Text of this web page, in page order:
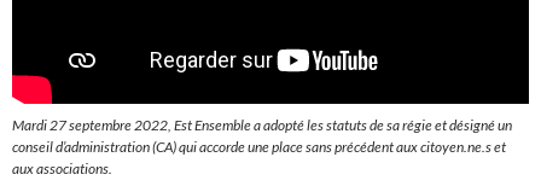
Mardi 27 septembre 2022, Est Ensemble a adopté les statuts de sa régie et désigné un
conseil d’administration (CA) qui accorde une place sans précédent aux citoyen.ne.s et
aux associations.